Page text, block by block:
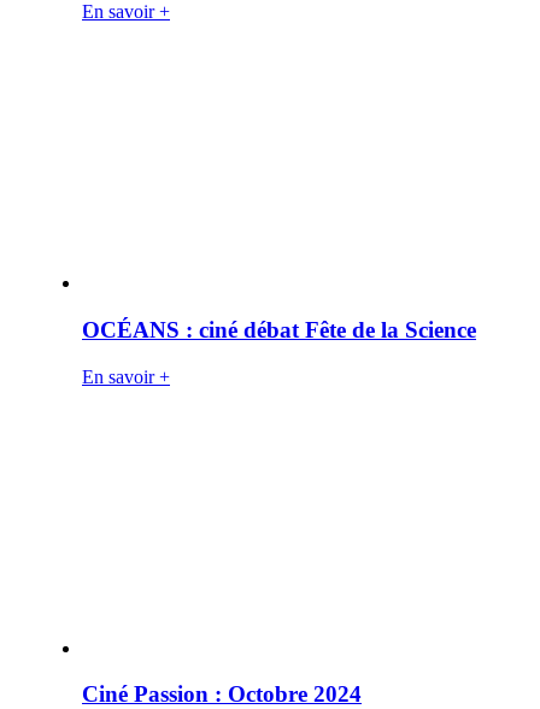
En savoir +
OCÉANS : ciné débat Fête de la Science
En savoir +
Ciné Passion : Octobre 2024